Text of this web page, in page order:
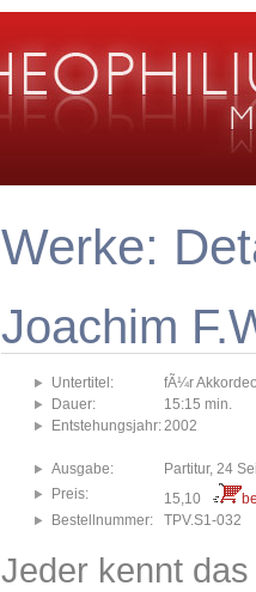
Werke:
Joachim
Untertitel:
fÃ¼r
Dauer:
15:15 min.
Entstehungsjahr:2002
Ausgabe:
Partitur, 24
Preis:
15,10
Bestellnummer:
TPV.S1-032
Jeder kennt